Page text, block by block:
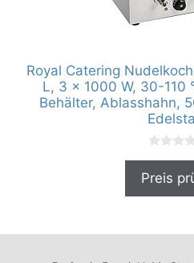
Royal Catering
L, 3 x 1000 W, 30-110
Behälter, Ablasshahn,
0
o
Preis